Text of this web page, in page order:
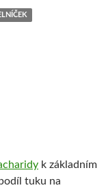
k základním
tuku na